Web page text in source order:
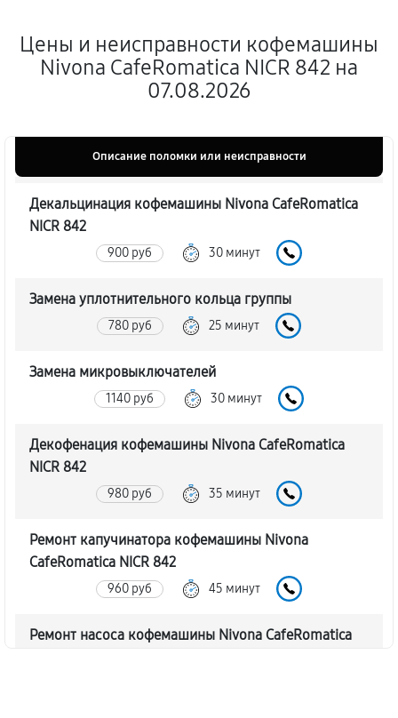
Цены и неисправности кофемашины
Nivona CafeRomatica NICR 842 на
07.08.2026
Описание поломки или неисправности
Декальцинация кофемашины Nivona CafeRomatica
NICR 842
900 руб 30 минут
Замена уплотнительного кольца группы
780 руб 25 минут
Замена микровыключателей
1140 руб 30 минут
Декофенация кофемашины Nivona CafeRomatica
NICR 842
980 руб 35 минут
Ремонт капучинатора кофемашины Nivona
CafeRomatica NICR 842
960 руб 45 минут
Ремонт насоса кофемашины Nivona CafeRomatica